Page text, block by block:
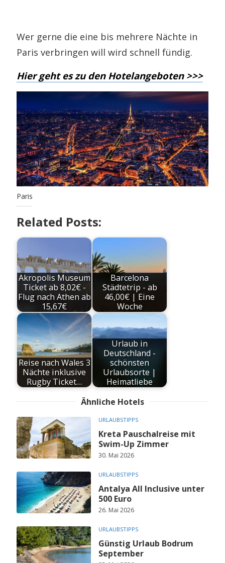
Wer gerne die eine bis mehrere Nächte in
Paris verbringen will wird schnell fündig.
Hier geht es zu den Hotelangeboten >>>
Paris
Related Posts:
Akropolis Museum
Ticket ab 8,02€ -
Flug nach Athen ab
15,67€
Barcelona
Städtetrip - ab
46,00€ | Eine
Woche
Reise nach Wales 3
Nächte inklusive
Rugby Ticket…
Urlaub in
Deutschland -
schönsten
Urlaubsorte |
Heimatliebe
Ähnliche Hotels
URLAUBSTIPPS
Kreta Pauschalreise mit
Swim-Up Zimmer
30. Mai 2026
URLAUBSTIPPS
Antalya All Inclusive unter
500 Euro
26. Mai 2026
URLAUBSTIPPS
Günstig Urlaub Bodrum
September